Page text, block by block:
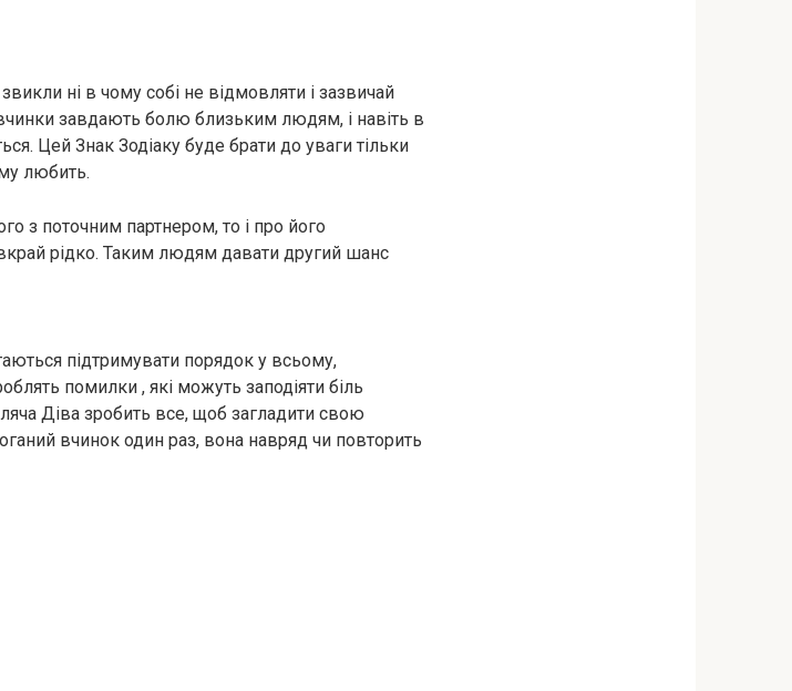
ні в чому собі не відмовляти і зазвичай
завдають бoлю близьким людям, і навіть в
Цей Знак Зодіаку буде брати до уваги тільки
любить.
з поточним партнером, то і про його
рідко. Таким людям давати другий шанс
підтримувати порядок у всьому,
помилки , які можуть заподіяти бiль
Діва зробить все, щоб загладити свою
вчинок один раз, вона навряд чи повторить